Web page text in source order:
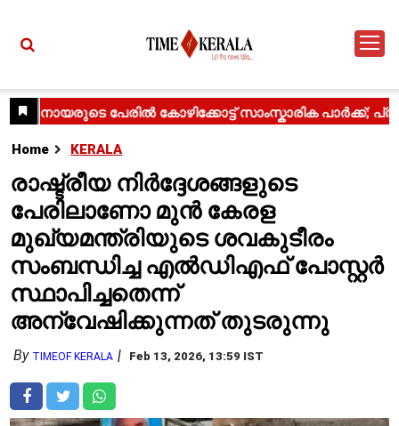
Home KERALA
രാഷ്ട്രീയ നിർദ്ദേശങ്ങളുടെ
പേരിലാണോ മുൻ കേരള
മുഖ്യമന്ത്രിയുടെ ശവകുടീരം
സംബന്ധിച്ച എൽഡിഎഫ് പോസ്റ്റർ
സ്ഥാപിച്ചതെന്ന്
അന്വേഷിക്കുന്നത് തുടരുന്നു
By TIMEOF KERALA Feb 13, 2026, 13:59 IST